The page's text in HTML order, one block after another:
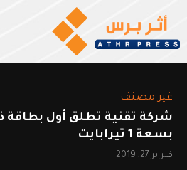
غير مصنف
شركة تقنية تطلق أول بطاقة
بسعة 1 تيرابايت
فبراير 27, 2019